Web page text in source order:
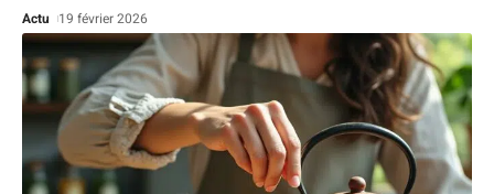
Actu 19 février 2026